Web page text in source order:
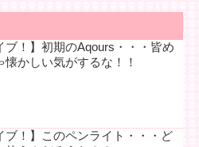
ブ！】初期のAqours・・・皆め
懐かしい気がするな！！
ブ！】このペンライト・・・ど